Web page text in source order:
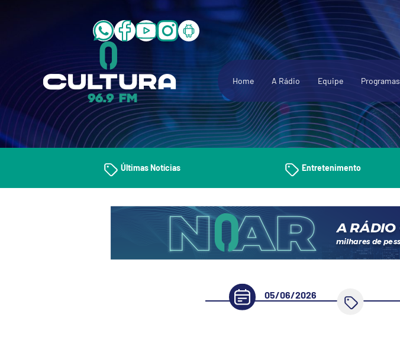
Home A Rádio Equipe Programas
Últimas Notícias Entretenimento
05/06/2026